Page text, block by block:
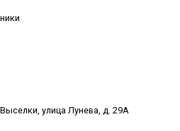
улица Лунева, д. 29А